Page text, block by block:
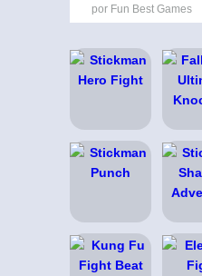
por Fun Best Games